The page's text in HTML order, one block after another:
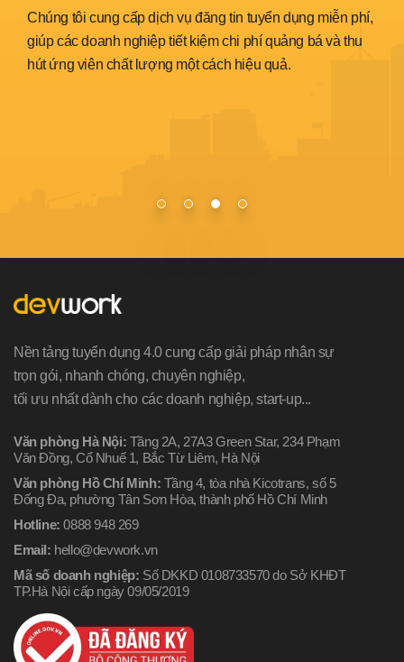
Chúng tôi cung cấp dịch vụ đăng tin tuyển dụng miễn phí,
giúp các doanh nghiệp tiết kiệm chi phí quảng bá và thu
hút ứng viên chất lượng một cách hiệu quả.
Nền tảng tuyển dụng 4.0 cung cấp giải pháp nhân sự
trọn gói, nhanh chóng, chuyên nghiệp,
tối ưu nhất dành cho các doanh nghiệp, start-up...
Văn phòng Hà Nội: Tầng 2A, 27A3 Green Star, 234 Phạm
Văn Đồng, Cổ Nhuế 1, Bắc Từ Liêm, Hà Nội
Văn phòng Hồ Chí Minh: Tầng 4, tòa nhà Kicotrans, số 5
Đống Đa, phường Tân Sơn Hòa, thành phố Hồ Chí Minh
Hotline: 0888 948 269
Email: hello@devwork.vn
Mã số doanh nghiệp: Số DKKD 0108733570 do Sở KHĐT
TP.Hà Nội cấp ngày 09/05/2019